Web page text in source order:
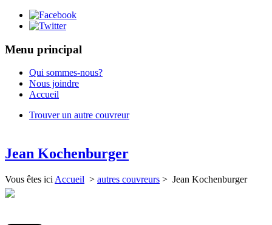
Menu principal
Qui sommes-nous?
Nous joindre
Accueil
Trouver un autre couvreur
Jean Kochenburger
Vous êtes ici Accueil > autres couvreurs > Jean Kochenburger